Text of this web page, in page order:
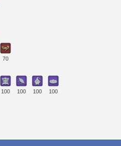
70
100 100 100 100